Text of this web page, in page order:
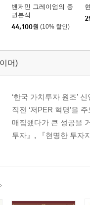
/ 비우량주 /『S&P 주식
수권
치는 영향 / 보통주에서
업 및 의료용 가스 등)와
덕츠(의약품, 화장품, 가
라이(병원용품 및 장비 유
서비스)과 블루 벨(작업
하비스터(트럭, 농기계,
각화 복합기업)과 프레스
벤저민 그레이엄의 증
권분석
44,100원 (10% 할인)
머)
‘한국 가치투자 원조’
직전 ‘저PER 혁명’을
매집했다가 큰 성공을
투자』, 『현명한 투자